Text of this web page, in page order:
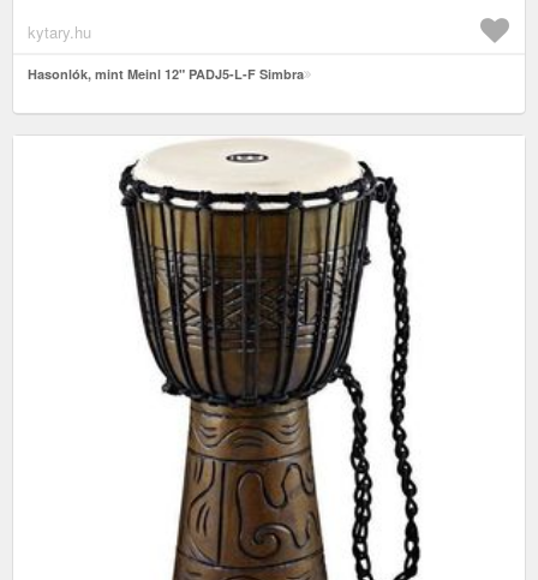
kytary.hu
Hasonlók, mint Meinl 12" PADJ5-L-F Simbra